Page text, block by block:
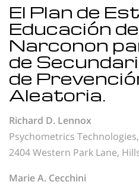
El Plan de
Educación
Narconon
de
de
Aleatoria.
Richard D. Lennox
Psychometrics
2404 Western Park Lane,
Marie A. Cecchini